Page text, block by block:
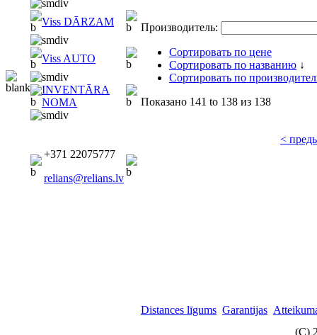
Viss DĀRZAM
Viss AUTO
INVENTĀRA
NOMA
+371 22075777
relians@relians.lv
Производитель:
Сортировать по цене
Сортировать по названию ↓
Сортировать по
Показано 141 to 138 из 138
<
Distances līgums Garantijas
(C)